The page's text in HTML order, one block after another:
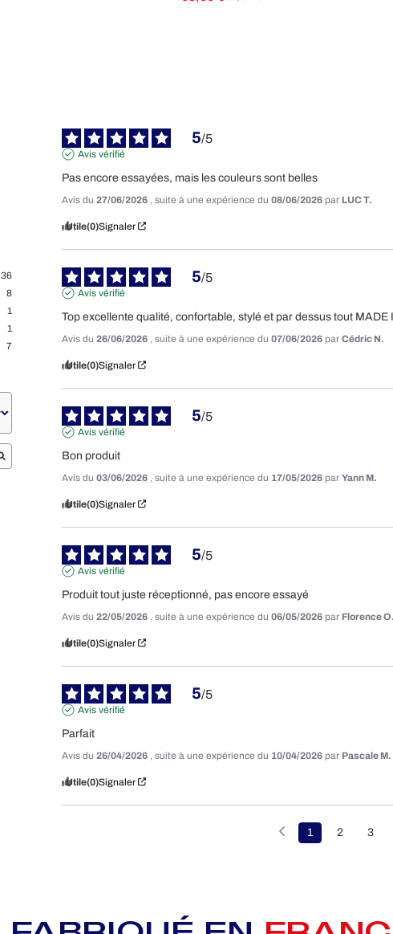
36
8
1
1
7
5/5
Avis vérifié
Pas encore essayées, mais les couleurs sont belles
Avis du27/06/2026 , suite à une expérience du08/06/2026 par LUC T.
Utile(0)Signaler
5/5
Avis vérifié
Top excellente qualité, confortable, stylé et par dessus tout MADE
Avis du26/06/2026 , suite à une expérience du07/06/2026 parCédric N.
Utile(0)Signaler
5/5
Avis vérifié
Bon produit
Avis du03/06/2026 , suite à une expérience du 17/05/2026 parYann M.
Utile(0)Signaler
5/5
Avis vérifié
Produit tout juste réceptionné, pas encore essayé
Avis du22/05/2026 , suite à une expérience du06/05/2026 par Florence O.
Utile(0)Signaler
5/5
Avis vérifié
Parfait
Avis du26/04/2026 , suite à une expérience du 10/04/2026 par Pascale M.
Utile(0)Signaler
1 2 3